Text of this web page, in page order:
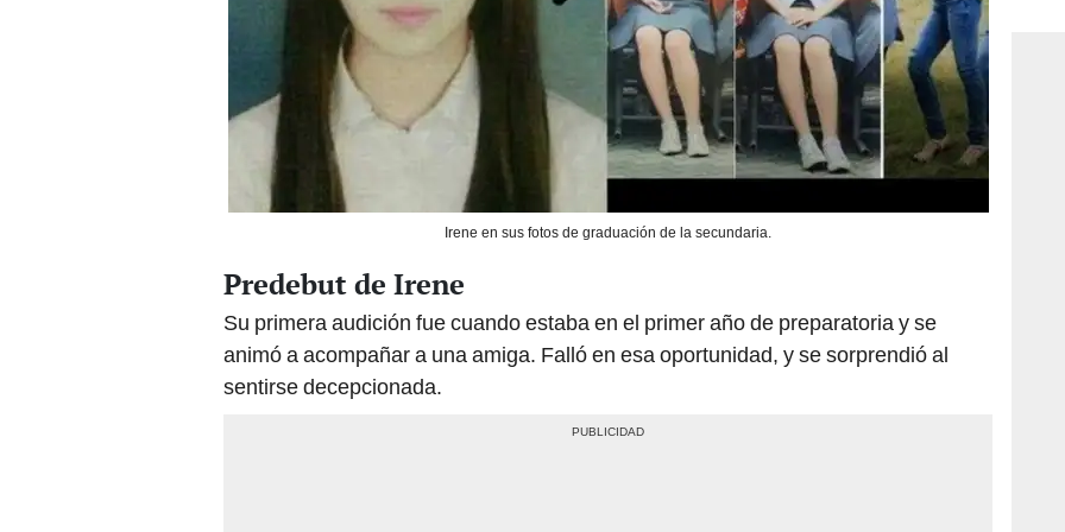
Irene en sus fotos de graduación de la secundaria.
Predebut de Irene
Su primera audición fue cuando estaba en el primer año de preparatoria y se
animó a acompañar a una amiga. Falló en esa oportunidad, y se sorprendió al
sentirse decepcionada.